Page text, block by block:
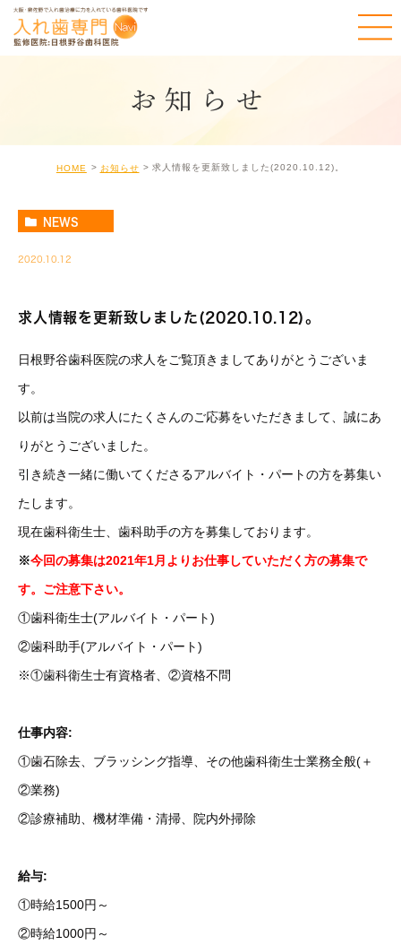
お知らせ
HOME お知らせ 求人情報を更新致しました(2020.10.12)。
NEWS
2020.10.12
求人情報を更新致しました(2020.10.12)。
日根野谷歯科医院の求人をご覧頂きましてありがとうございま
す。
以前は当院の求人にたくさんのご応募をいただきまして、誠にあ
りがとうございました。
引き続き一緒に働いてくださるアルバイト・パートの方を募集い
たします。
現在歯科衛生士、歯科助手の方を募集しております。
※今回の募集は2021年1月よりお仕事していただく方の募集で
す。ご注意下さい。
①歯科衛生士(アルバイト・パート)
②歯科助手(アルバイト・パート)
※①歯科衛生士有資格者、②資格不問
仕事内容:
①歯石除去、ブラッシング指導、その他歯科衛生士業務全般(＋
②業務)
②診療補助、機材準備・清掃、院内外掃除
給与:
①時給1500円～
②時給1000円～